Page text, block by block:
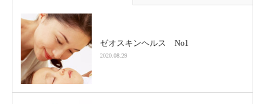
ゼオスキンヘルス No1
2020.08.29